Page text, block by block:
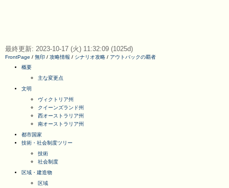
最終更新: 2023-10-17 (火) 11:32:09 (1025d)
FrontPage / 無印 / 攻略情報 / シナリオ攻略 / アウトバックの覇者
概要
主な変更点
文明
ヴィクトリア州
クイーンズランド州
西オーストラリア州
南オーストラリア州
都市国家
技術・社会制度ツリー
技術
社会制度
区域・建造物
区域